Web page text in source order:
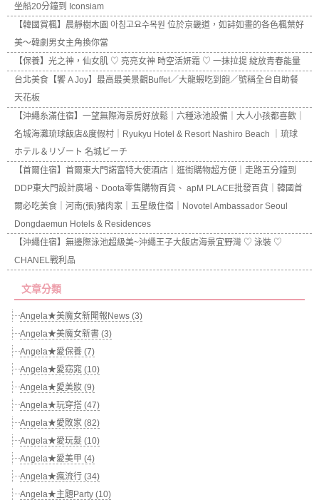
坐船20分鐘到 Iconsiam
【韓國賞楓】晨靜樹木園 아침고요수목원 位於京畿道，如詩如畫的各色楓葉好
美～韓劇男女主角換你當
【保養】光之神，仙女肌 ♡ 亮亮女神 時空活妍霜 ♡ 一抹拉提 綻放青春能量
台北美食【饗 A Joy】最高最美景觀Buffet／大龍蝦吃到飽／號稱全台自助餐
天花板
【沖繩糸滿住宿】一望無際海景房好放鬆｜六種泳池設備｜大人小孩都喜歡｜
名城海灘琉球飯店&度假村｜Ryukyu Hotel & Resort Nashiro Beach ｜琉球
ホテル＆リゾート 名城ビーチ
【首爾住宿】首爾東大門諾富特大使酒店｜逛街購物超方便｜走路五分鐘到
DDP東大門設計廣場、Doota零售購物百貨、 apM PLACE批發百貨｜韓國首
爾必吃美食｜河南(張)豬肉家｜五星級住宿｜Novotel Ambassador Seoul
Dongdaemun Hotels & Residences
【沖繩住宿】無邊際泳池超級美~沖繩王子大飯店海景宜野灣 ♡ 泳裝 ♡
CHANEL戰利品
文章分類
Angela★美魔女新聞報News (3)
Angela★美魔女新書 (3)
Angela★愛保養 (7)
Angela★愛窈窕 (10)
Angela★愛美妝 (9)
Angela★玩穿搭 (47)
Angela★愛敗家 (82)
Angela★愛玩髮 (10)
Angela★愛美甲 (4)
Angela★瘋流行 (34)
Angela★主題Party (10)